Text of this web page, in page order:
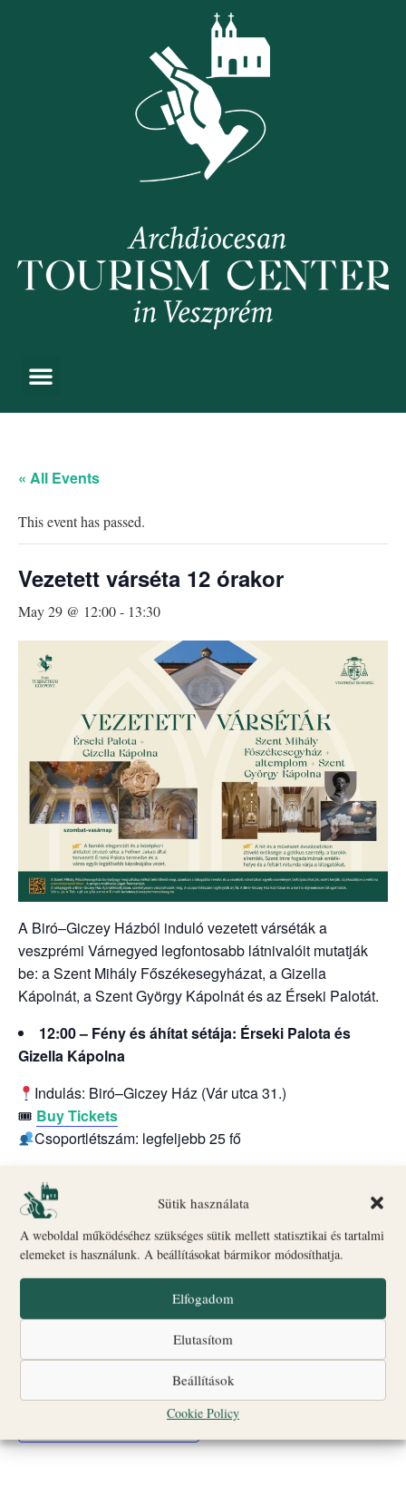
Sütik használata
A weboldal működéséhez szükséges sütik mellett statisztikai és tartalmi
elemeket is használunk. A beállításokat bármikor módosíthatja.
Elfogadom
Elutasítom
Beállítások
Cookie Policy
« All Events
This event has passed.
Vezetett várséta 12 órakor
May 29 @ 12:00- 13:30
A Biró–Giczey Házból induló vezetett várséták a
veszprémi Várnegyed legfontosabb látnivalóit mutatják
be: a Szent Mihály Főszékesegyházat, a Gizella
Kápolnát, a Szent György Kápolnát és az Érseki Palotát.
12:00 – Fény és áhítat sétája: Érseki Palota és
Gizella Kápolna
Indulás: Biró–Giczey Ház (Vár utca 31.)
🎟 Buy Tickets
Csoportlétszám: legfeljebb 25 fő
vagy egyéb rendezvények miatt változhatnak.
Nagyobb létszámú vagy idegen nyelvű csoportok
számára a részvétel előzetes bejelentkezéshez kötött;
jelentkezni az alábbi elérhetőségek egyikén lehet.
☎+36 20 560 2010
turizmus@veszpremiersekseg.hu